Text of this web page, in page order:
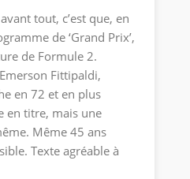
tout, c’est que, en
de ‘Grand Prix’,
de Formule 2.
Fittipaldi,
en 72 et en plus
en titre, mais une
Même 45 ans
Texte agréable à